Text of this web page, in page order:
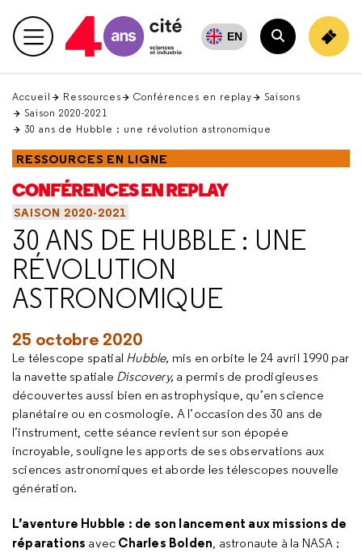
en
haut Menu principal EN
Rechercher
Accueil Ressources Conférences en replay
Saisons
Saison 2020-2021
30 ans de Hubble : une révolution astronomique
RESSOURCES EN LIGNE
CONFÉRENCES EN REPLAY
SAISON 2020-2021
30 ANS DE HUBBLE : UNE
RÉVOLUTION
ASTRONOMIQUE
25 octobre 2020
Le télescope spatial Hubble, mis en orbite le 24 avril 1990 par
la navette spatiale Discovery, a permis de prodigieuses
découvertes aussi bien en astrophysique, qu’en science
planétaire ou en cosmologie. A l’occasion des 30 ans de
l’instrument, cette séance revient sur son épopée
incroyable, souligne les apports de ses observations aux
sciences astronomiques et aborde les télescopes nouvelle
génération.
L’aventure Hubble : de son lancement aux missions de
réparations avec Charles Bolden, astronaute à la NASA ;